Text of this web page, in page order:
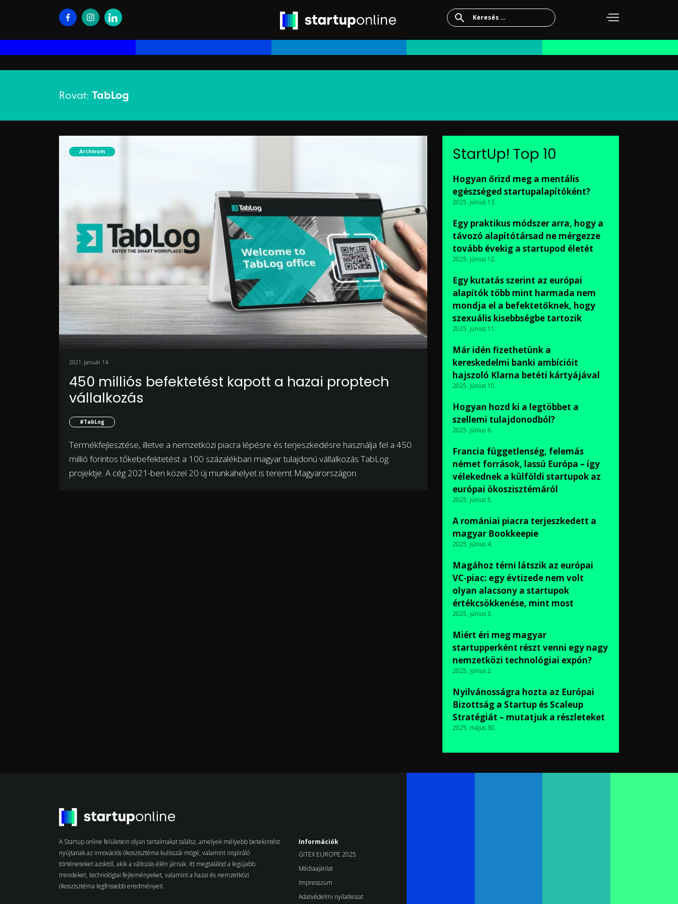
Keresés:
Rovat: TabLog
Archívum
2021. január 14.
450 milliós befektetést kapott a hazai proptech
vállalkozás
#TabLog
Termékfejlesztése, illetve a nemzetközi piacra lépésre és terjeszkedésre használja fel a 450
millió forintos tőkebefektetést a 100 százalékban magyar tulajdonú vállalkozás TabLog
projektje. A cég 2021-ben közel 20 új munkahelyet is teremt Magyarországon.
StartUp! Top 10
Hogyan őrizd meg a mentális
egészséged startupalapítóként?
2025. június 13.
Egy praktikus módszer arra, hogy a
távozó alapítótársad ne mérgezze
tovább évekig a startupod életét
2025. június 12.
Egy kutatás szerint az európai
alapítók több mint harmada nem
mondja el a befektetőknek, hogy
szexuális kisebbségbe tartozik
2025. június 11.
Már idén fizethetünk a
kereskedelmi banki ambícióit
hajszoló Klarna betéti kártyájával
2025. június 10.
Hogyan hozd ki a legtöbbet a
szellemi tulajdonodból?
2025. június 6.
Francia függetlenség, felemás
német források, lassú Európa – így
vélekednek a külföldi startupok az
európai ökoszisztémáról
2025. június 5.
A romániai piacra terjeszkedett a
magyar Bookkeepie
2025. június 4.
Magához térni látszik az európai
VC-piac: egy évtizede nem volt
olyan alacsony a startupok
értékcsökkenése, mint most
2025. június 3.
Miért éri meg magyar
startupperként részt venni egy nagy
nemzetközi technológiai expón?
2025. június 2.
Nyilvánosságra hozta az Európai
Bizottság a Startup és Scaleup
Stratégiát – mutatjuk a részleteket
2025. május 30.
A Startup online felületein olyan tartalmakat találsz, amelyek mélyebb betekintést
nyújtanak az innovációs ökoszisztéma kulisszái mögé, valamint inspiráló
történeteket azoktól, akik a változás élén járnak. Itt megtalálod a legújabb
trendeket, technológiai fejleményeket, valamint a hazai és nemzetközi
ökoszisztéma legfrissebb eredményeit.
Információk
GITEX EUROPE 2025
Médiaajánlat
Impresszum
Adatvédelmi nyilatkozat